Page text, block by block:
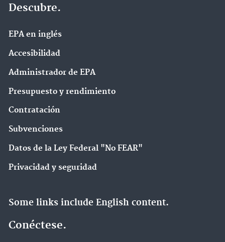
Descubre.
EPA en ingl‌és
Accesibilidad
Administrador de EPA
Presupuesto y rendimiento
Contratación
Subvenciones
Datos de la Ley Federal "No FEAR"
Privacidad y seguridad
Some links include English content.
Conéctese.